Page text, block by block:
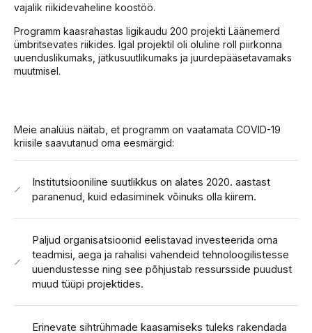
vajalik riikidevaheline koostöö.
Programm kaasrahastas ligikaudu 200 projekti Läänemerd
ümbritsevates riikides. Igal projektil oli oluline roll piirkonna
uuenduslikumaks, jätkusuutlikumaks ja juurdepääsetavamaks
muutmisel.
Meie analüüs näitab, et programm on vaatamata COVID-19
kriisile saavutanud oma eesmärgid:
Institutsiooniline suutlikkus on alates 2020. aastast
paranenud, kuid edasiminek võinuks olla kiirem.
Paljud organisatsioonid eelistavad investeerida oma
teadmisi, aega ja rahalisi vahendeid tehnoloogilistesse
uuendustesse ning see põhjustab ressursside puudust
muud tüüpi projektides.
Erinevate sihtrühmade kaasamiseks tuleks rakendada